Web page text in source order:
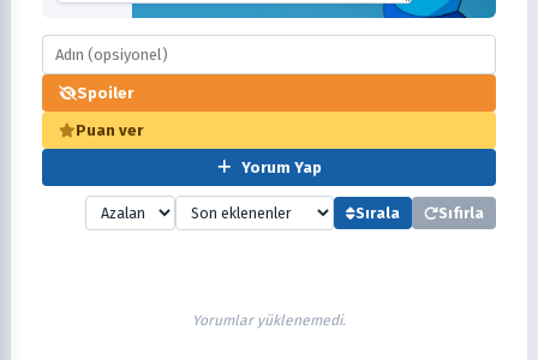
Spoiler
Puan ver
Yorum Yap
Sırala Sıfırla
Yorumlar yüklenemedi.